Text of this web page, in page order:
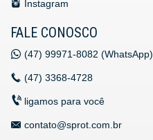
Instagram
FALE CONOSCO
(47) 99971-8082 (WhatsApp)
(47) 3368-4728
ligamos para você
contato@sprot.com.br